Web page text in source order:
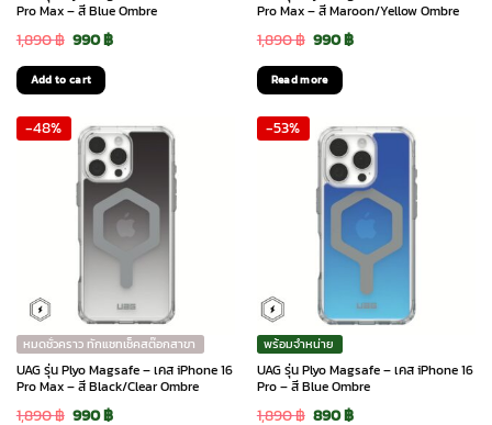
Pro Max – สี Blue Ombre
1,890฿ Original
price
was:
1,890 ฿.
990฿Current
990 ฿.
Add to cart
Pro Max – สี Maroon/Yellow Ombre
1,890฿ Original
price
was:
1,890 ฿.
990฿Current
990 ฿.
Read more
-48%
หมดชั่วคราว ทักแชทเช็คสต๊อกสาขา
UAG รุ่น Plyo Magsafe – เคส iPhone 16
Pro Max – สี Black/Clear Ombre
1,890฿ Original
990฿Current
-53%
พร้อมจำหน่าย
UAG รุ่น Plyo Magsafe – เคส iPhone 16
Pro – สี Blue Ombre
1,890฿ Original
890฿Current